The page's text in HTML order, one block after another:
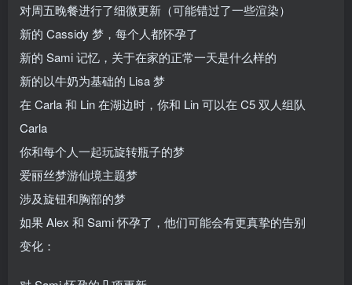
对周五晚餐进行了细微更新（可能错过了一些渲染）
新的 Cassidy 梦，每个人都怀孕了
新的 Sami 记忆，关于在家的正常一天是什么样的
新的以牛奶为基础的 Lisa 梦
在 Carla 和 Lin 在湖边时，你和 Lin 可以在 C5 双人组队
Carla
你和每个人一起玩旋转瓶子的梦
爱丽丝梦游仙境主题梦
涉及旋钮和胸部的梦
如果 Alex 和 Sami 怀孕了，他们可能会有更真挚的告别
变化：